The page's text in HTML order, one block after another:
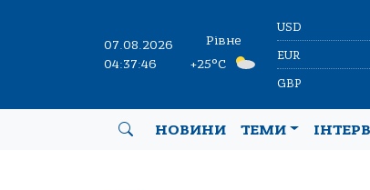
07.08.2026
04:37:46
Рівне
+25°C
USD
EUR
GBP
НОВИНИ ТЕМИ